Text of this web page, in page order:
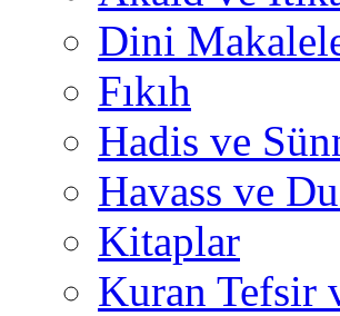
Dini
Fıkıh
Hadis ve
Havass ve
Kitaplar
Kuran Tefsir